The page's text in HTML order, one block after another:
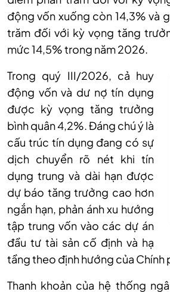
động vốn xuống còn 14,3% và
trăm đối với kỳ vọng tăng
mức 14,5% trong năm 2026.
Trong quý III/2026, cả huy
động vốn và dư nợ tín dụng
được kỳ vọng tăng trưởng
bình quân 4,2%. Đáng chú ý là
cấu trúc tín dụng đang có sự
dịch chuyển rõ nét khi tín
dụng trung và dài hạn được
dự báo tăng trưởng cao hơn
ngắn hạn, phản ánh xu hướng
tập trung vốn vào các dự án
đầu tư tài sản cố định và hạ
tầng theo định hướng của Chính
Thanh khoản của hệ thống